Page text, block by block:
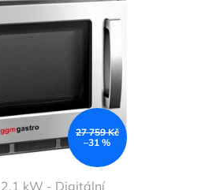
27 759 Kč
–31 %
kW - Digitální